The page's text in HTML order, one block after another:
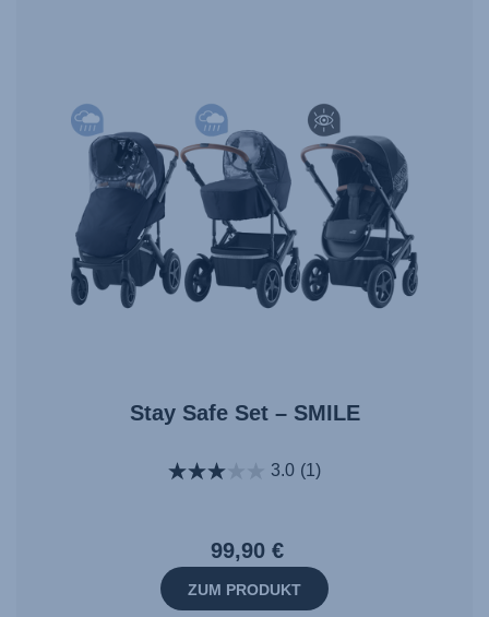
Stay Safe Set – SMILE
3.0 (1)
99,90 €
ZUM PRODUKT